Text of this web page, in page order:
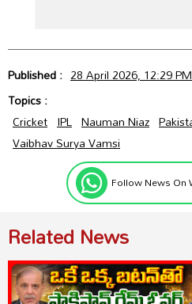
Published : 28 April 2026, 12:29
Topics :
Cricket IPL Nauman Niaz
Vaibhav Surya Vamsi
Follow News On
Related News